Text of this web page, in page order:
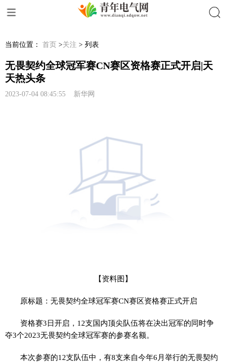
当前位置： 首页 >关注 > 列表
无畏契约全球冠军赛CN赛区资格赛正式开启|天
天热头条
2023-07-04 08:45:55 新华网
【资料图】
原标题：无畏契约全球冠军赛CN赛区资格赛正式开启
资格赛3日开启，12支国内顶尖队伍将在决出冠军的同时争
夺3个2023无畏契约全球冠军赛的参赛名额。
本次参赛的12支队伍中，有8支来自今年6月举行的无畏契约